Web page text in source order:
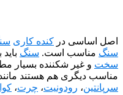
در کنده کاری سنگ های
است.سنگ باید بدون ترک
شکننده بسیار مطلوب
هم هستند مانند:جاسپر،
رودونیت،چرت،کوارتز،